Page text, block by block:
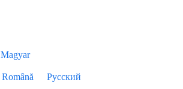
Magyar
Română Русский